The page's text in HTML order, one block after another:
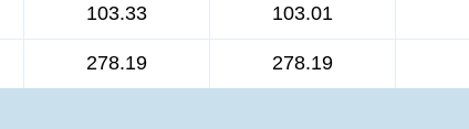
103.33 103.01
278.19 278.19